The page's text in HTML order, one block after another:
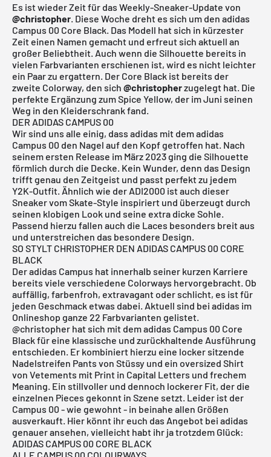
Es ist wieder Zeit für das Weekly-Sneaker-Update von
@christopher. Diese Woche dreht es sich um den adidas
Campus 00 Core Black. Das Modell hat sich in kürzester
Zeit einen Namen gemacht und erfreut sich aktuell an
großer Beliebtheit. Auch wenn die Silhouette bereits in
vielen Farbvarianten erschienen ist, wird es nicht leichter
ein Paar zu ergattern. Der Core Black ist bereits der
zweite Colorway, den sich @christopherzugelegt hat. Die
perfekte Ergänzung zum Spice Yellow, der im Juni seinen
Weg in den Kleiderschrank fand.
DER ADIDAS CAMPUS 00
Wir sind uns alle einig, dass adidas mit dem adidas
Campus 00 den Nagel auf den Kopf getroffen hat. Nach
seinem ersten Release im März 2023 ging die Silhouette
förmlich durch die Decke. Kein Wunder, denn das Design
trifft genau den Zeitgeist und passt perfekt zu jedem
Y2K-Outfit. Ähnlich wie der ADI2000 ist auch dieser
Sneaker vom Skate-Style inspiriert und überzeugt durch
seinen klobigen Look und seine extra dicke Sohle.
Passend hierzu fallen auch die Laces besonders breit aus
und unterstreichen das besondere Design.
SO STYLT CHRISTOPHER DEN ADIDAS CAMPUS 00 CORE
BLACK
Deradidas Campus hat innerhalb seiner kurzen Karriere
bereits viele verschiedene Colorways hervorgebracht. Ob
auffällig, farbenfroh, extravagant oder schlicht, es ist für
jeden Geschmack etwas dabei. Aktuell sind bei adidas im
Onlineshop ganze 22 Farbvarianten gelistet.
@christopher hat sich mit dem adidas Campus 00 Core
Black für eine klassische und zurückhaltende Ausführung
entschieden. Er kombiniert hierzu eine locker sitzende
Nadelstreifen Pants von Stüssy und ein oversized Shirt
von Vetements mit Print in Capital Letters und frechem
Meaning. Ein stillvoller und dennoch lockerer Fit, der die
einzelnen Pieces gekonnt in Szene setzt. Leider ist der
Campus 00 - wie gewohnt - in beinahe allen Größen
ausverkauft. Hier könnt ihr euch das Angebot bei adidas
genauer ansehen, vielleicht habt ihr ja trotzdem Glück:
ADIDAS CAMPUS 00 CORE BLACK